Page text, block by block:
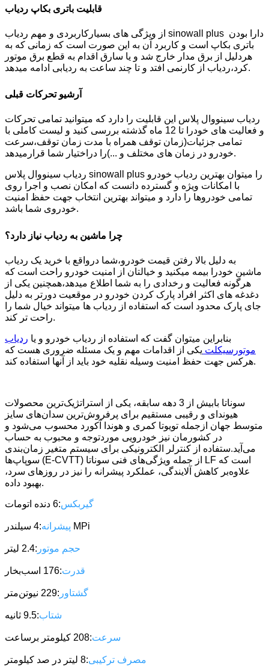
از ویژگی های بسیارکاربردی و مهم ردیاب sinowall plus دارا بودن
باتری بکاپ است و کاربرد آن به این صورت است که زمانی که به
هردلیل از برق مدار خارج شد و یا سارق اقدام به قطع برق موتور
کرد،ردیاب از کارنمی افتد و تا چند ساعت به ردیابی ادامه میدهد.
ردیاب سینووال پلاس این قابلیت را دارد که میتوانید تمامی تحرکات
و فعالیت های خودرا تا 12 ماه گذشته بررسی کنید و لیست کاملی با
تمامی جزئیات(زمان توقف همراه با مدت زمان توقف،سرعت
خودرو در زمان های مختلف و ...)را دراختیار شما قرارمیدهد.
ردیاب سینووال پلاس sinowall plus را میتوان بهترین ردیاب خودرو
با امکانات ویژه و گسترده دانست که امکان نصب و اجرا روی
تمامی خودروها را دارد و میتواند بهترین انتخاب جهت حفظ امنیت
خودروی شما باشد.
چرا ماشین به ردیاب نیاز دارد؟
به دلیل بالا رفتن قیمت خودرو،شما درواقع با خرید یک ردیاب
ماشین خودرا بیمه میکنید و خیالتان از امنیت خودرو راحت است که
هرگونه فعالیت و رخدادی را به شما اطلاع میدهد،همچنین یکی از
دغدغه های اکثر افراد پارک کردن خودرو در موقعیت دورتر به دلیل
جای پارک محدود است که استفاده از ردیاب ها میتواند خیال شما را
راحت تر کند.
بنابراین میتوان گفت که استفاده از ردیاب خودرو و یا ردیاب
موتورسیکلت یکی از اقدامات مهم و یک مسئله ضروری هست که
هرکس جهت حفظ امنیت وسیله نقلیه خود باید از آنها استفاده کند.
سوناتا بابیش از 3 دهه سابقه، یکی از استراتژیک‌ترین محصولات
هیوندای و رقیبی مستقیم برای پرفروش‌ترین سدان‌های سایز
متوسط جهان ازجمله تویوتا کمری و هوندا آکورد محسوب می‌شود و
در کشورمان نیز خودرویی موردتوجه و محبوب به حساب
می‌آید.ستفاده از کنترلر الکترونیکی برای سیستم متغیر زمان‌بندی
سوپاپ‌ها (E-CVTT) از جمله ویژگی‌های فنی سوناتا LF است که
علاوه‌بر کاهش آلایندگی، عملکرد پیشرانه را نیز در روزهای سرد،
بهبود داده.
گیربکس:6 دنده اتومات
پیشرانه :4 سیلندر MPi
حجم موتور :2.4 لیتر
قدرت:176 اسب‌بخار
گشتاور :229 نیوتن‌متر
شتاب:9.5 ثانیه
سرعت:208 کیلومتر برساعت
مصرف ترکیبی:8 لیتر در صد کیلومتر